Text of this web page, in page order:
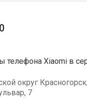
телефона Xiaomi в
округ
7